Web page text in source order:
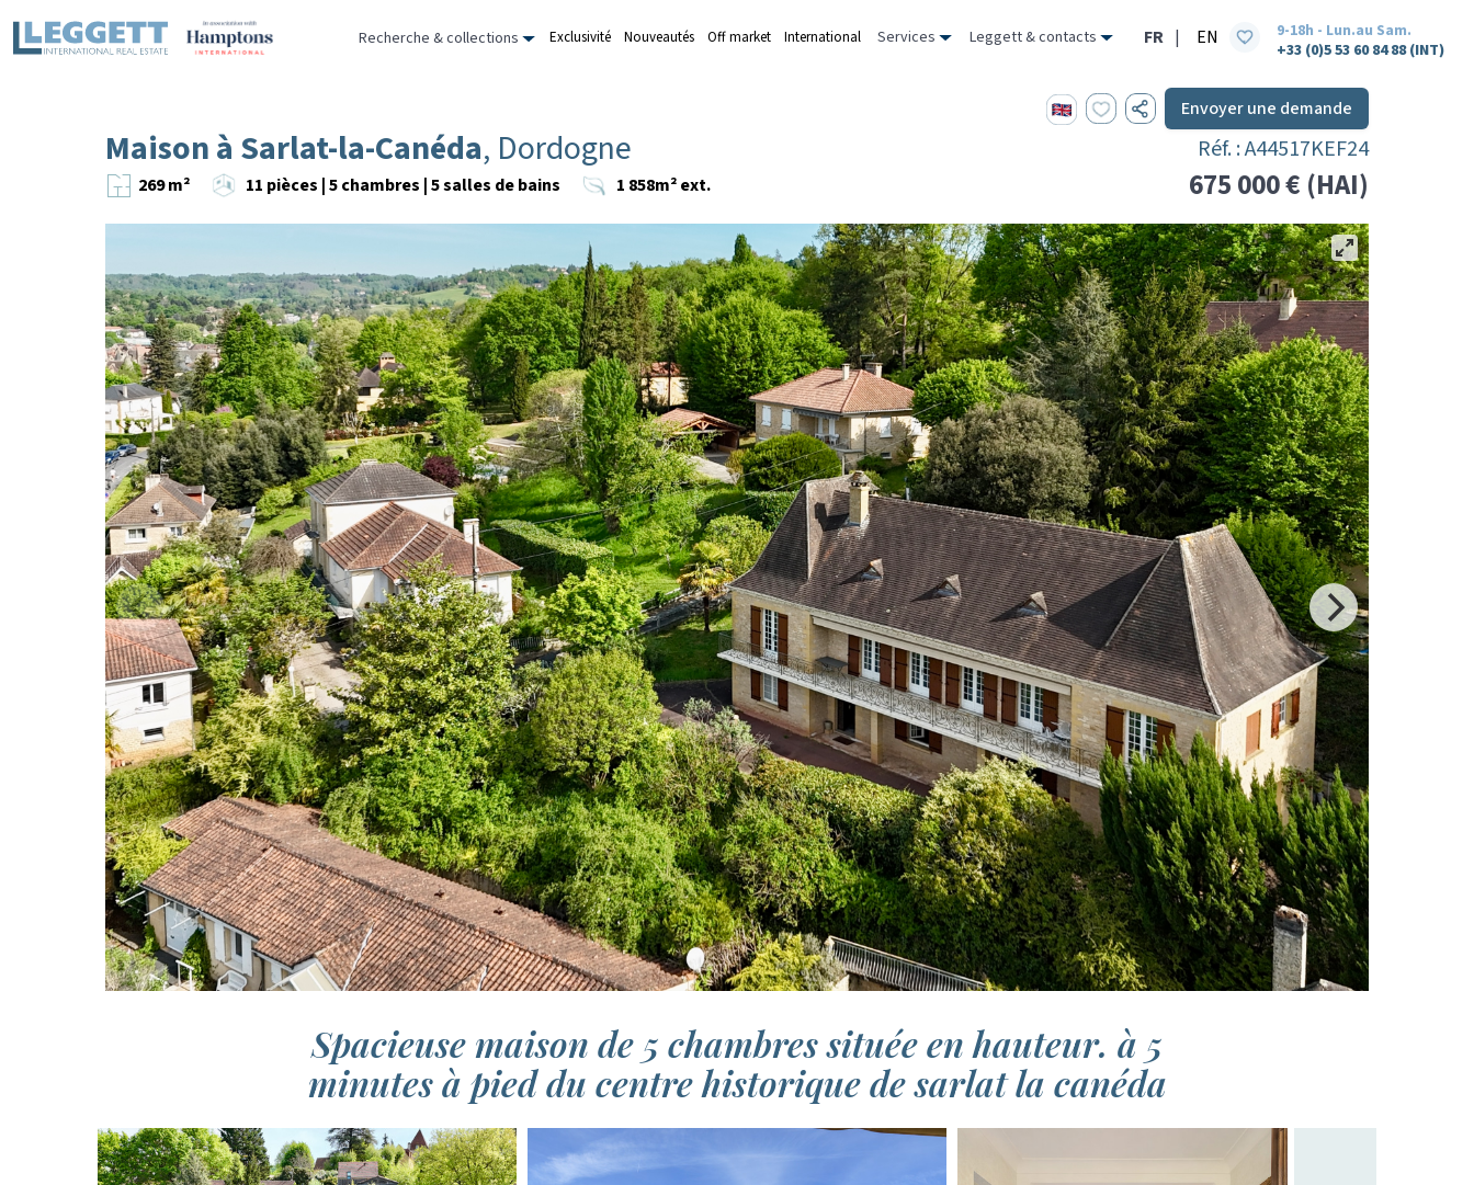
Recherche & collections Exclusivité Nouveautés Off market International Services Leggett & contacts FR | EN
9-18h - Lun.au Sam.
+33 (0)5 53 60 84 88 (INT)
Envoyer une demande
Maison à Sarlat-la-Canéda, Dordogne Réf. : A44517KEF24
269 m² 11 pièces | 5 chambres | 5 salles de bains 1 858m² ext. 675 000 € (HAI)
Spacieuse maison de 5 chambres située en hauteur. à 5
minutes à pied du centre historique de sarlat la canéda